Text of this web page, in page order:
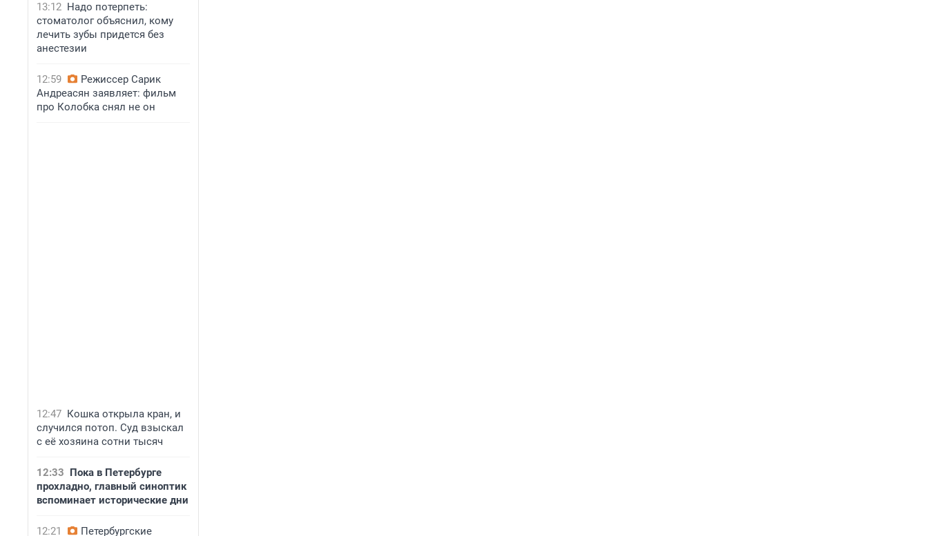
13:12 Надо потерпеть:
стоматолог объяснил, кому
лечить зубы придется без
анестезии
12:59
Режиссер Сарик
Андреасян заявляет: фильм
про Колобка снял не он
12:47 Кошка открыла кран, и
случился потоп. Суд взыскал
с её хозяина сотни тысяч
12:33 Пока в Петербурге
прохладно, главный синоптик
вспоминает исторические дни
12:21 Петербургские